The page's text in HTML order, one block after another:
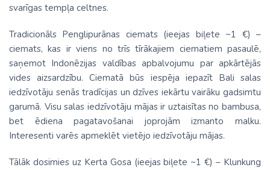
svarīgas tempļa celtnes.
Tradicionāls Penglipurānas ciemats (ieejas biļete ~1 €) –
ciemats, kas ir viens no trīs tīrākajiem ciematiem pasaulē,
saņemot Indonēzijas valdības apbalvojumu par apkārtējās
vides aizsardzību. Ciematā būs iespēja iepazīt Bali salas
iedzīvotāju senās tradīcijas un dzīves iekārtu vairāku gadsimtu
garumā. Visu salas iedzīvotāju mājas ir uztaisītas no bambusa,
bet ēdiena pagatavošanai joprojām izmanto malku.
Interesenti varēs apmeklēt vietējo iedzīvotāju mājas.
Tālāk dosimies uz Kerta Gosa (ieejas biļete ~1 €) – Klunkung